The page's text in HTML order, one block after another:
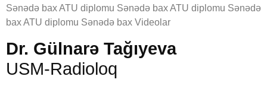
Sənədə bax ATU diplomu Sənədə bax ATU diplomu Sənədə
bax ATU diplomu Sənədə bax Videolar
Dr. Gülnarə Tağıyeva
USM-Radioloq